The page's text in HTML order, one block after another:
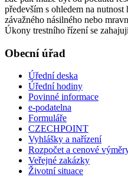
především s ohledem na
závažného násilného nebo
Úkony trestního řízení se
Obecní úřad
Úřední deska
Úřední hodiny
Povinné informace
e-podatelna
Formuláře
CZECHPOINT
Vyhlášky a nařízení
Rozpočet a cenové
Veřejné zakázky
Životní situace